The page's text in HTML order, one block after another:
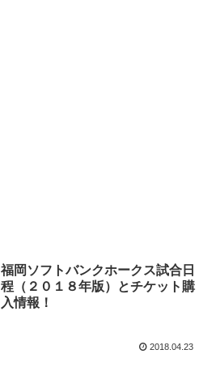
福岡ソフトバンクホークス試合日
程（２０１８年版）とチケット購
入情報！
2018.04.23